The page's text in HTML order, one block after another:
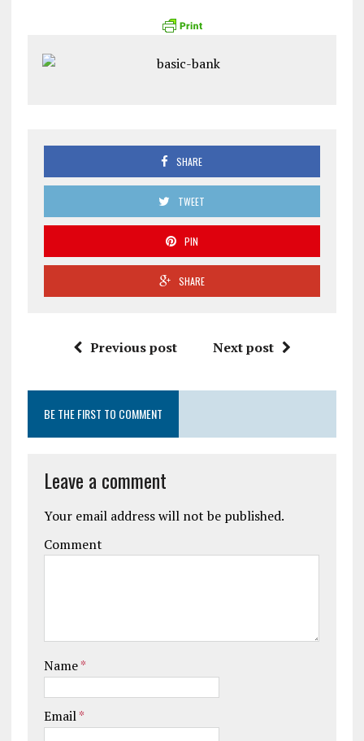
SHARE
TWEET
PIN
SHARE
Previous post Next post
BE THE FIRST TO COMMENT
Leave a comment
Your email address will not be published.
Comment
Name*
Email*